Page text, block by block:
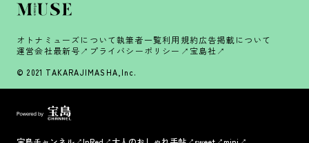
オトナミューズについて執筆者一覧利用規約広告掲載について
運営会社最新号 プライバシーポリシー 宝島社
© 2021 TAKARAJIMASHA,Inc.